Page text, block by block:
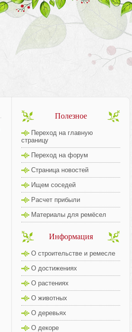
Полезное
Переход на главную
страницу
Переход на форум
Страница новостей
Ищем соседей
Расчет прибыли
Материалы для ремёсел
Информация
О строительстве и ремесле
О достижениях
О растениях
О животных
О деревьях
О декоре